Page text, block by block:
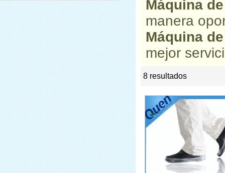
pvc
Máquina
manera
Máquina
mejor
8 resultados